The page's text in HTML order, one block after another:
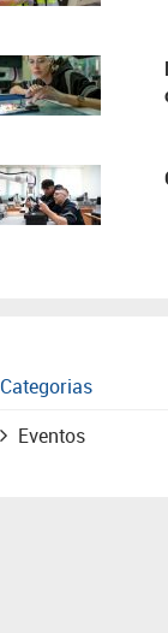
Categorias
Eventos